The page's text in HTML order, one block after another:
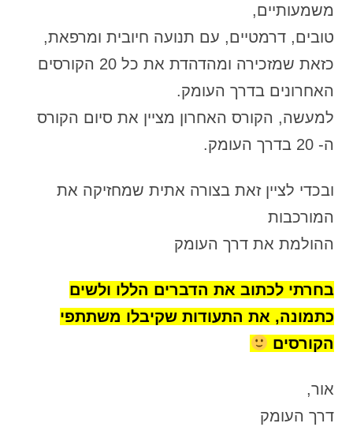
משמעותיים,
טובים, דרמטיים, עם תנועה חיובית ומרפאת,
כזאת שמזכירה ומהדהדת את כל 20 הקורסים
האחרונים בדרך העומק.
למעשה, הקורס האחרון מציין את סיום הקורס
ה- 20 בדרך העומק.
ובכדי לציין זאת בצורה אתית שמחזיקה את
המורכבות
ההולמת את דרך העומק
בחרתי לכתוב את הדברים הללו ולשים
כתמונה, את התעודות שקיבלו משתתפי
הקורסים
אור,
דרך העומק